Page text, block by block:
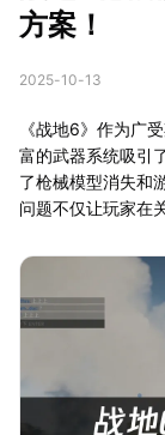
方案！
2025-10-13
《战地6》作为广
富的武器系统吸引
了枪械模型消失和
问题不仅让玩家在